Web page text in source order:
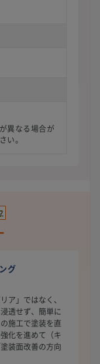
異なる場合が
い。
グ
ア」ではなく、
透せず、簡単に
施工で塗装を直
化を進めて（キ
装面改善の方向